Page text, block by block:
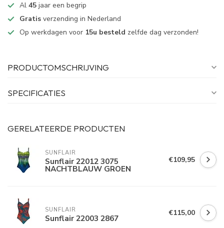
Al 45 jaar een begrip
Gratis verzending in Nederland
Op werkdagen voor 15u besteld zelfde dag verzonden!
PRODUCTOMSCHRIJVING
SPECIFICATIES
GERELATEERDE PRODUCTEN
SUNFLAIR
Sunflair 22012 3075
NACHTBLAUW GROEN
€109,95
SUNFLAIR
Sunflair 22003 2867 €115,00